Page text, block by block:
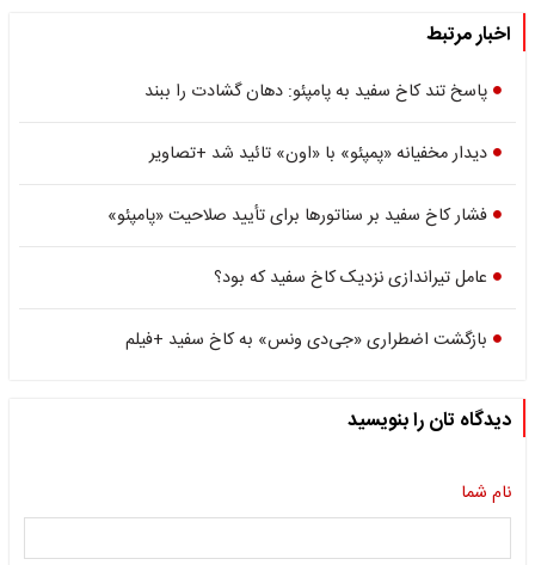
اخبار مرتبط
پاسخ تند کاخ سفید به پامپئو: دهان گشادت را ببند
دیدار مخفیانه «پمپئو» با «اون» تائید شد +تصاویر
فشار کاخ سفید بر سناتور‌ها برای تأیید صلاحیت «پامپئو»
عامل تیراندازی نزدیک کاخ سفید که بود؟
بازگشت اضطراری «جی‌دی ونس» به کاخ سفید +فیلم
دیدگاه تان را بنویسید
نام شما